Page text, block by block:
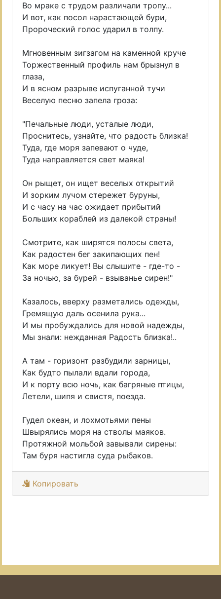
Во мраке с трудом различали тропу...
И вот, как посол нарастающей бури,
Пророческий голос ударил в толпу.
Мгновенным зигзагом на каменной круче
Торжественный профиль нам брызнул в
глаза,
И в ясном разрыве испуганной тучи
Веселую песню запела гроза:
"Печальные люди, усталые люди,
Проснитесь, узнайте, что радость близка!
Туда, где моря запевают о чуде,
Туда направляется свет маяка!
Он рыщет, он ищет веселых открытий
И зорким лучом стережет буруны,
И с часу на час ожидает прибытий
Больших кораблей из далекой страны!
Смотрите, как ширятся полосы света,
Как радостен бег закипающих пен!
Как море ликует! Вы слышите - где-то -
За ночью, за бурей - взыванье сирен!"
Казалось, вверху разметались одежды,
Гремящую даль осенила рука...
И мы пробуждались для новой надежды,
Мы знали: нежданная Радость близка!..
А там - горизонт разбудили зарницы,
Как будто пылали вдали города,
И к порту всю ночь, как багряные птицы,
Летели, шипя и свистя, поезда.
Гудел океан, и лохмотьями пены
Швырялись моря на стволы маяков.
Протяжной мольбой завывали сирены:
Там буря настигла суда рыбаков.
Копировать